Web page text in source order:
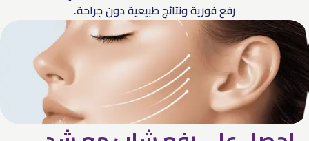
رفع فورية ونتائج طبيعية دون جراحة.